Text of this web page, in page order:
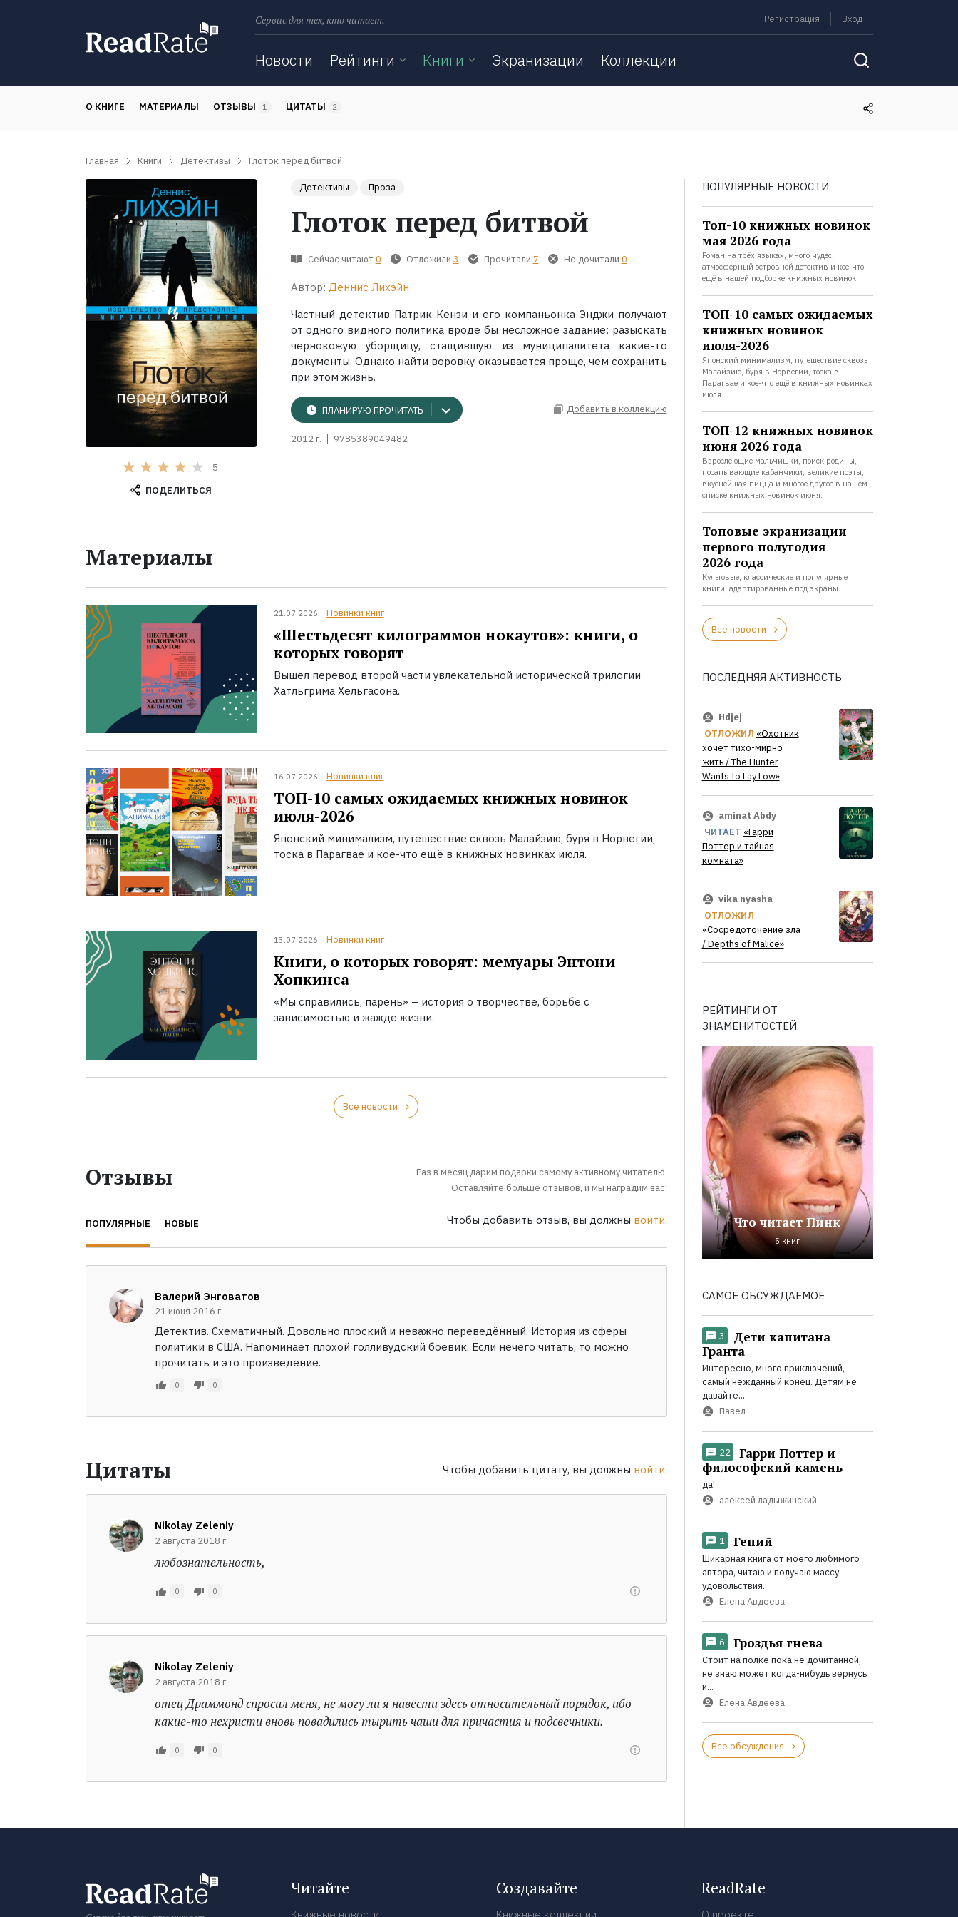
Сервис для тех, кто читает. Регистрация Вход
Новости Рейтинги Книги Экранизации Коллекции
О КНИГЕ МАТЕРИАЛЫ ОТЗЫВЫ 1 ЦИТАТЫ 2
Главная Книги Детективы Глоток перед битвой
5
ПОДЕЛИТЬСЯ
Детективы Проза
Глоток перед битвой
Сейчас читают 0 Отложили 3 Прочитали 7 Не дочитали 0
Автор: Деннис Лихэйн
Частный детектив Патрик Кензи и его компаньонка Энджи получают
от одного видного политика вроде бы несложное задание: разыскать
чернокожую уборщицу, стащившую из муниципалитета какие-то
документы. Однако найти воровку оказывается проще, чем сохранить
при этом жизнь.
ПЛАНИРУЮ ПРОЧИТАТЬ Добавить в коллекцию
2012 г. 9785389049482
Материалы
21.07.2026 Новинки книг
«Шестьдесят килограммов нокаутов»: книги, о
которых говорят
Вышел перевод второй части увлекательной исторической трилогии
Хатльгрима Хельгасона.
16.07.2026 Новинки книг
ТОП-10 самых ожидаемых книжных новинок
июля-2026
Японский минимализм, путешествие сквозь Малайзию, буря в Норвегии,
тоска в Парагвае и кое-что ещё в книжных новинках июля.
13.07.2026 Новинки книг
Книги, о которых говорят: мемуары Энтони
Хопкинса
«Мы справились, парень» – история о творчестве, борьбе с
зависимостью и жажде жизни.
Все новости
Отзывы
Раз в месяц дарим подарки самому активному читателю.
Оставляйте больше отзывов, и мы наградим вас!
Чтобы добавить отзыв, вы должны войти.
ПОПУЛЯРНЫЕ НОВЫЕ
Валерий Энговатов
21 июня 2016 г.
Детектив. Схематичный. Довольно плоский и неважно переведённый. История из сферы
политики в США. Напоминает плохой голливудский боевик. Если нечего читать, то можно
прочитать и это произведение.
0 0
Цитаты Чтобы добавить цитату, вы должны войти.
Nikolay Zeleniy
2 августа 2018 г.
любознательность,
0 0
Nikolay Zeleniy
2 августа 2018 г.
отец Драммонд спросил меня, не могу ли я навести здесь относительный порядок, ибо
какие-то нехристи вновь повадились тырить чаши для причастия и подсвечники.
0 0
ПОПУЛЯРНЫЕ НОВОСТИ
Топ-10 книжных новинок
мая 2026 года
Роман на трёх языках, много чудес,
атмосферный островной детектив и кое-что
ещё в нашей подборке книжных новинок.
ТОП-10 самых ожидаемых
книжных новинок
июля-2026
Японский минимализм, путешествие сквозь
Малайзию, буря в Норвегии, тоска в
Парагвае и кое-что ещё в книжных новинках
июля.
ТОП-12 книжных новинок
июня 2026 года
Взрослеющие мальчишки, поиск родины,
посапывающие кабанчики, великие поэты,
вкуснейшая пицца и многое другое в нашем
списке книжных новинок июня.
Топовые экранизации
первого полугодия
2026 года
Культовые, классические и популярные
книги, адаптированные под экраны.
Все новости
ПОСЛЕДНЯЯ АКТИВНОСТЬ
Hdjej
ОТЛОЖИЛ «Охотник
хочет тихо-мирно
жить / The Hunter
Wants to Lay Low»
aminat Abdy
ЧИТАЕТ «Гарри
Поттер и тайная
комната»
vika nyasha
ОТЛОЖИЛ
«Сосредоточение зла
/ Depths of Malice»
РЕЙТИНГИ ОТ
ЗНАМЕНИТОСТЕЙ
Что читает Пинк
5 книг
САМОЕ ОБСУЖДАЕМОЕ
3
Дети капитана
Гранта
Интересно, много приключений,
самый нежданный конец. Детям не
давайте...
Павел
22
Гарри Поттер и
философский камень
да!
алексей ладыжинский
1 Гений
Шикарная книга от моего любимого
автора, читаю и получаю массу
удовольствия...
Елена Авдеева
6 Гроздья гнева
Стоит на полке пока не дочитанной,
не знаю может когда-нибудь вернусь
и...
Елена Авдеева
Все обсуждения
Читайте Создавайте ReadRate